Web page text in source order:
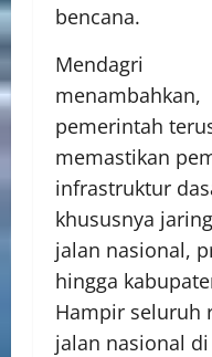
bencana.
Mendagri
menambahkan,
pemerintah
memastikan
infrastruktur
khususnya
jalan nasional,
hingga
Hampir seluruh
jalan nasional